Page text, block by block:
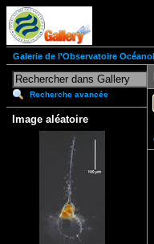
Galerie de l'Observatoire
Recherche avancée
Image aléatoire